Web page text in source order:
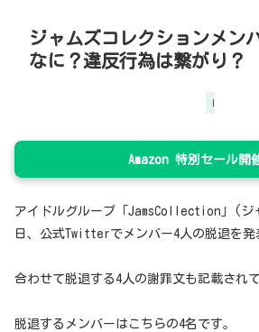
ジャムズコレクションメン
なに？違反行為は繋がり？
Amazon 特別セール開
アイドルグループ「JamsCollection」(ジ
日、公式Twitterでメンバー4人の脱退を発
合わせて脱退する4人の謝罪文も記載され
脱退するメンバーはこちらの4名です。